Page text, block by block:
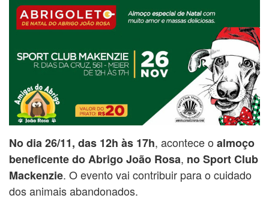
No dia 26/11, das 12h às 17h, acontece o almoço
beneficente do Abrigo João Rosa, no Sport Club
Mackenzie. O evento vai contribuir para o cuidado
dos animais abandonados.